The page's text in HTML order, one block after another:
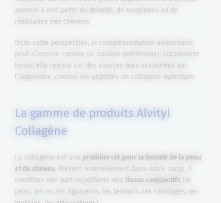
associé à une perte de densité, de souplesse ou de
résistance des cheveux.
Dans cette perspective, la complémentation alimentaire
peut s’inscrire comme un soutien nutritionnel, notamment
lorsqu’elle repose sur des sources bien assimilées par
l’organisme, comme les peptides de collagène hydrolysé.
La gamme de produits Alvityl
Collagène
Le collagène est une protéine clé pour la beauté de la peau
et du cheveu. Présent naturellement dans notre corps, il
constitue une part importante des tissus conjonctifs (la
peau, les os, les ligaments, les tendons, les cartilages, les